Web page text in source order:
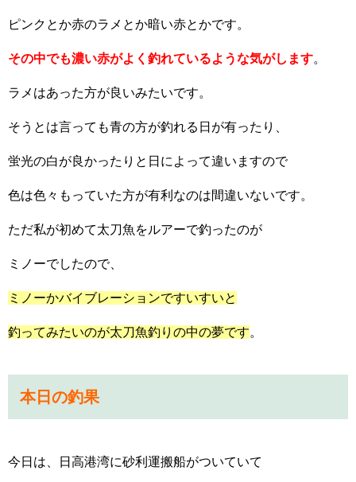
ピンクとか赤のラメとか暗い赤とかです。
その中でも濃い赤がよく釣れているような気がします。
ラメはあった方が良いみたいです。
そうとは言っても青の方が釣れる日が有ったり、
蛍光の白が良かったりと日によって違いますので
色は色々もっていた方が有利なのは間違いないです。
ただ私が初めて太刀魚をルアーで釣ったのが
ミノーでしたので、
ミノーかバイブレーションですいすいと
釣ってみたいのが太刀魚釣りの中の夢です。
本日の釣果
今日は、日高港湾に砂利運搬船がついていて